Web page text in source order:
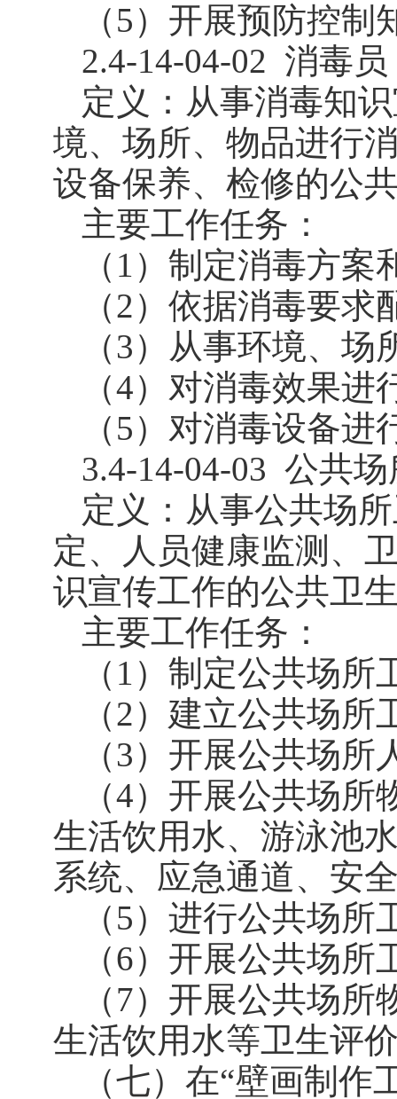
（5）开展预防控制
2.4-14-04-02 消毒员
定义：从事消毒知
境、场所、物品进行
设备保养、检修的公
主要工作任务：
（1）制定消毒方案
（2）依据消毒要
（3）从事环境、
（4）对消毒效果进
（5）对消毒设备
3.4-14-04-03 公共
定义：从事公共场
定、 人员健康监测 、
识宣传工作的公共卫
主要工作任务：
（1）制定公共场
（2）建立公共场
（3）开展公共场
（4）开展公共场
生活饮用水、游泳池
系统、应急通道、安
（5）进行公共场
（6）开展公共场
（7）开展公共场
生活饮用水等卫生评
（七）在“壁画制作